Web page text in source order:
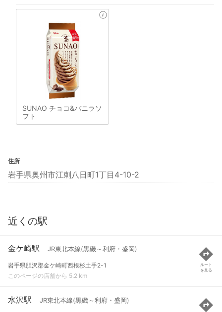
SUNAO チョコ&バニラソ
フト
住所
岩手県奥州市江刺八日町1丁目4-10-2
近くの駅
金ケ崎駅 JR東北本線(黒磯～利府・盛岡)
岩手県胆沢郡金ケ崎町西根杉土手2-1
このページの店舗から 5.2 km
ルート
を見る
水沢駅 JR東北本線(黒磯～利府・盛岡)